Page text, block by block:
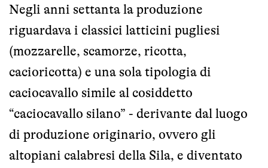
Negli anni settanta la produzione
riguardava i classici latticini pugliesi
(mozzarelle, scamorze, ricotta,
cacioricotta) e una sola tipologia di
caciocavallo simile al cosiddetto
“caciocavallo silano” - derivante dal luogo
di produzione originario, ovvero gli
altopiani calabresi della Sila, e diventato